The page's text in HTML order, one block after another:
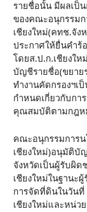
รายชื่อนั้น มีผลเป็
ของคณะอนุกรรม
เชียงใหม่(คทช.จัง
ประกาศให้ยื่นคำร้
โดยส.ป.ก.เชียงใ
บัญชีรายชื่อ(ขยาย
ทำงานคัดกรองฯเ
กำหนดเกี่ยวกับกา
คุณสมบัติตามกฎห
คณะอนุกรรมการ
เชียงใหม่)อนุมัติบั
จังหวัดเป็นผู้รับผิด
เชียงใหม่ในฐานะ
การจัดที่ดินในวันที่
เชียงใหม่และหน่ว